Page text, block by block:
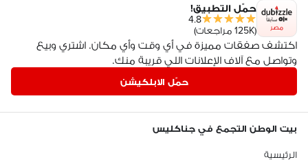
مصر
حمّل التطبيق!
4.8
(125K مراجعات)
اكتشف صفقات مميزة في أي وقت وأي مكان. اشتري وبيع
وتواصل مع آلاف الإعلانات اللي قريبة منك.
حمّل الابلكيشن
بيت الوطن التجمع في جناكليس
الرئيسية